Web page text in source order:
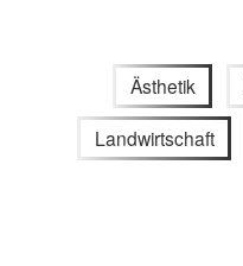
Ästhetik
Landwirtschaft